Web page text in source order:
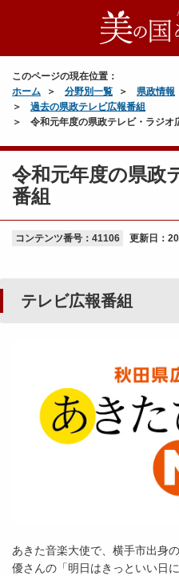
このページの現在位置：
ホーム
分野別一覧 県政情報
過去の県政テレビ広報番組
令和元年度の県政テレビ・ラジオ
令和元年度の県政
番組
コンテンツ番号：41106 更新日：
テレビ広報番組
あきた音楽大使で、横手市出身
優さんの「明日はきっといい日